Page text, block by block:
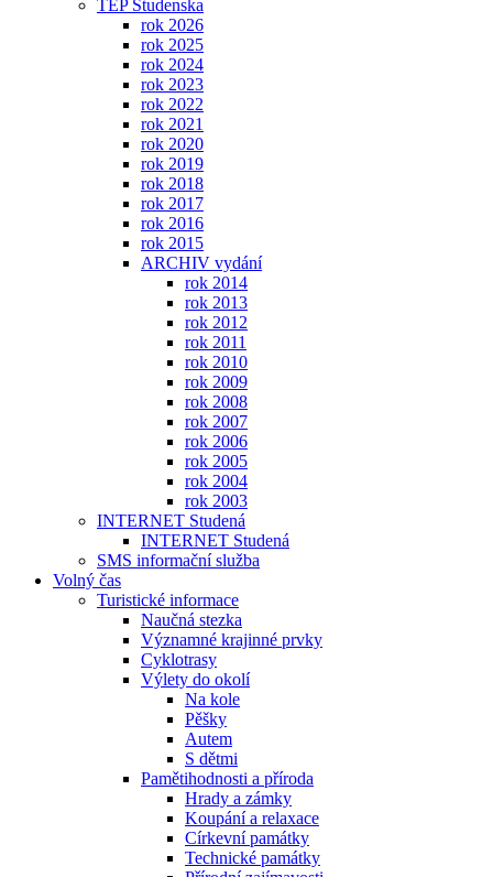
TEP Studenska
rok 2026
rok 2025
rok 2024
rok 2023
rok 2022
rok 2021
rok 2020
rok 2019
rok 2018
rok 2017
rok 2016
rok 2015
ARCHIV vydání
rok 2014
rok 2013
rok 2012
rok 2011
rok 2010
rok 2009
rok 2008
rok 2007
rok 2006
rok 2005
rok 2004
rok 2003
INTERNET Studená
INTERNET Studená
SMS informační služba
Volný čas
Turistické informace
Naučná stezka
Významné krajinné prvky
Cyklotrasy
Výlety do okolí
Na kole
Pěšky
Autem
S dětmi
Pamětihodnosti a příroda
Hrady a zámky
Koupání a relaxace
Církevní památky
Technické památky